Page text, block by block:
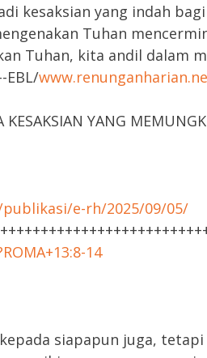
kesaksian yang indah bagi
Tuhan
Tuhan, kita andil dalam
EBL/
YANG
e-rh/2025/09/05/
14
siapapun juga,